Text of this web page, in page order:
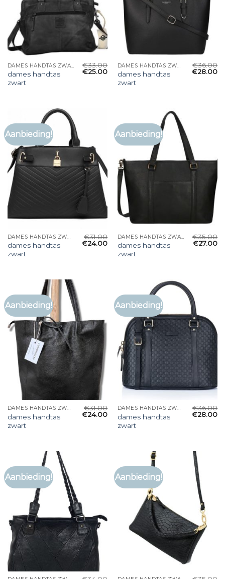
dames handtas
zwart
€33.00
€25.00
dames handtas
zwart
€36.00
€28.00
Aanbieding!
DAMES HANDTAS ZWART
dames handtas
zwart
€31.00
€24.00
Aanbieding!
DAMES HANDTAS ZWART
dames handtas
zwart
€35.00
€27.00
Aanbieding!
DAMES HANDTAS ZWART
dames handtas
zwart
€31.00
€24.00
Aanbieding!
DAMES HANDTAS ZWART
dames handtas
zwart
€36.00
€28.00
Aanbieding! Aanbieding!